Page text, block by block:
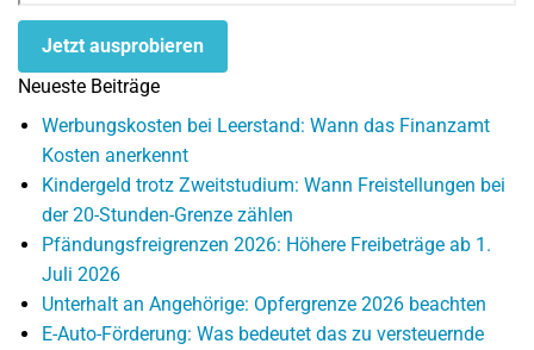
Jetzt ausprobieren
Neueste Beiträge
Werbungskosten bei Leerstand: Wann das Finanzamt
Kosten anerkennt
Kindergeld trotz Zweitstudium: Wann Freistellungen bei
der 20-Stunden-Grenze zählen
Pfändungsfreigrenzen 2026: Höhere Freibeträge ab 1.
Juli 2026
Unterhalt an Angehörige: Opfergrenze 2026 beachten
E-Auto-Förderung: Was bedeutet das zu versteuernde